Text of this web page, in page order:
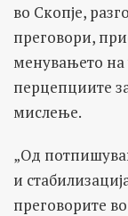
во Скопје,
преговори,
менувањето на
перцепциите
мислење.
„Од
и
преговорите